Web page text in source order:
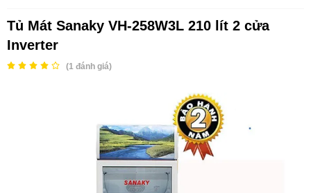
Tủ Mát Sanaky VH-258W3L 210 lít 2 cửa
Inverter
(1 đánh giá)